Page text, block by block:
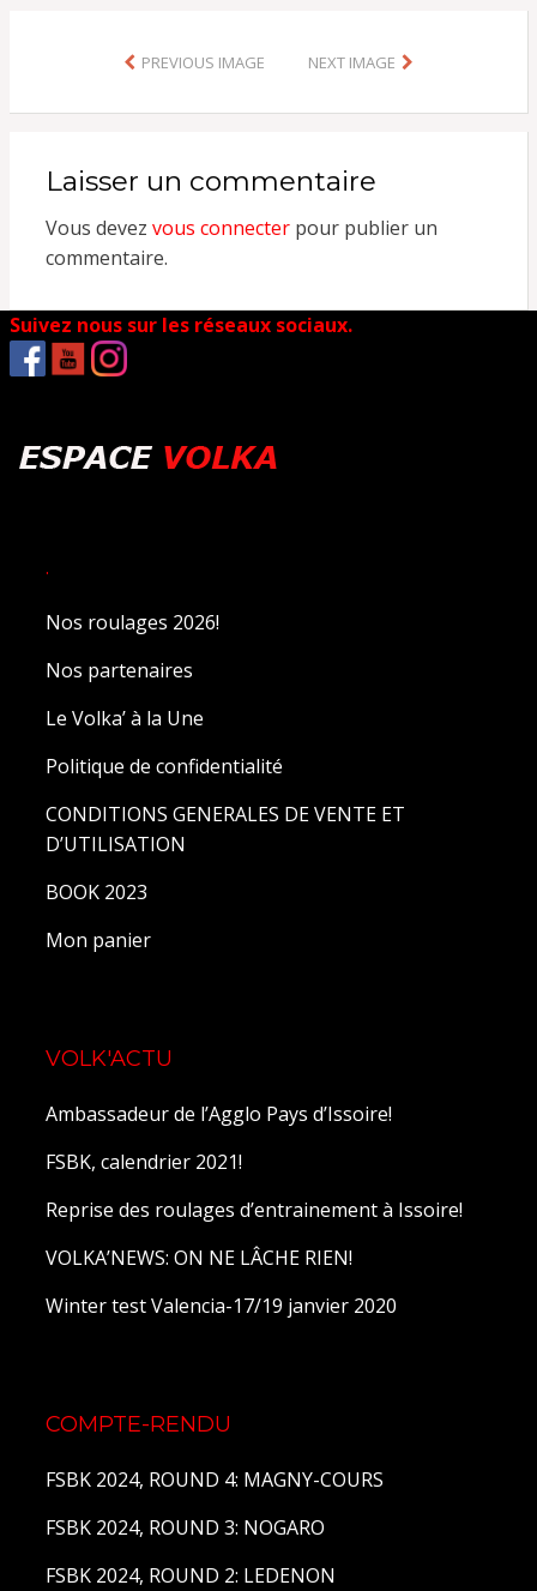
PREVIOUS IMAGE NEXT IMAGE
Laisser un commentaire
Vous devez vous connecterpour publier un
commentaire.
Suivez nous sur les réseaux sociaux.
.
Nos roulages 2026!
Nos partenaires
Le Volka’ à la Une
Politique de confidentialité
CONDITIONS GENERALES DE VENTE ET
D’UTILISATION
BOOK 2023
Mon panier
VOLK'ACTU
Ambassadeur de l’Agglo Pays d’Issoire!
FSBK, calendrier 2021!
Reprise des roulages d’entrainement à Issoire!
VOLKA’NEWS: ON NE LÂCHE RIEN!
Winter test Valencia-17/19 janvier 2020
COMPTE-RENDU
FSBK 2024, ROUND 4: MAGNY-COURS
FSBK 2024, ROUND 3: NOGARO
FSBK 2024, ROUND 2: LEDENON